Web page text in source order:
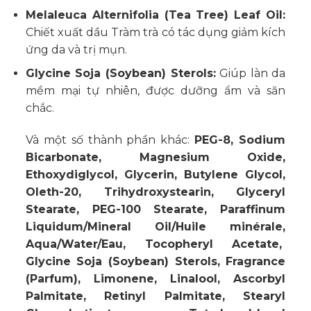
Melaleuca Alternifolia (Tea Tree) Leaf Oil:
Chiết xuất dầu Tràm trà có tác dụng giảm kích
ứng da và trị mụn.
Glycine Soja (Soybean) Sterols:Giúp làn da
mềm mại tự nhiên, được dưỡng ẩm và săn
chắc.
Và một số thành phần khác: PEG-8, Sodium
Bicarbonate, Magnesium Oxide,
Ethoxydiglycol, Glycerin, Butylene Glycol,
Oleth-20, Trihydroxystearin, Glyceryl
Stearate, PEG-100 Stearate, Paraffinum
Liquidum/Mineral Oil/Huile minérale,
Aqua/Water/Eau, Tocopheryl Acetate,
Glycine Soja (Soybean) Sterols, Fragrance
(Parfum), Limonene, Linalool, Ascorbyl
Palmitate, Retinyl Palmitate, Stearyl